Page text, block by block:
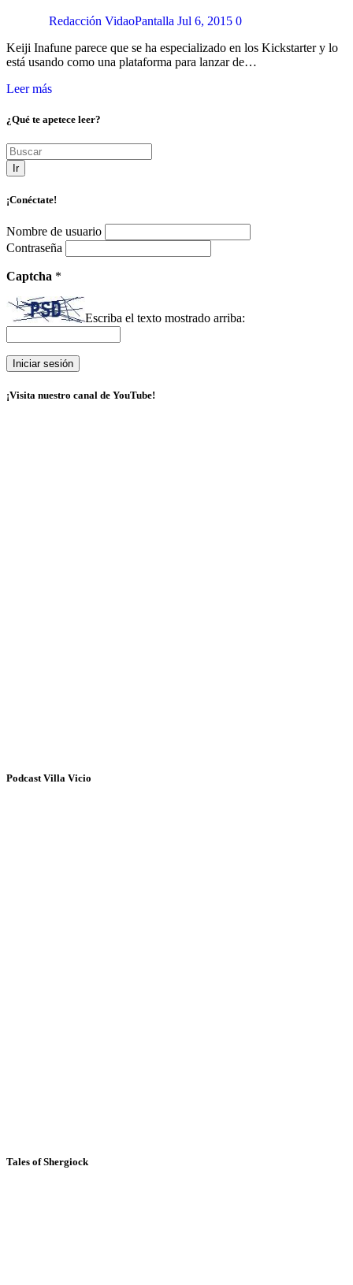
Redacción VidaoPantalla Jul 6, 2015 0
Keiji Inafune parece que se ha especializado en los Kickstarter y lo
está usando como una plataforma para lanzar de…
Leer más
¿Qué te apetece leer?
Ir
¡Conéctate!
Nombre de usuario
Contraseña
Captcha *
Escriba el texto mostrado arriba:
¡Visita nuestro canal de YouTube!
Podcast Villa Vicio
Tales of Shergiock